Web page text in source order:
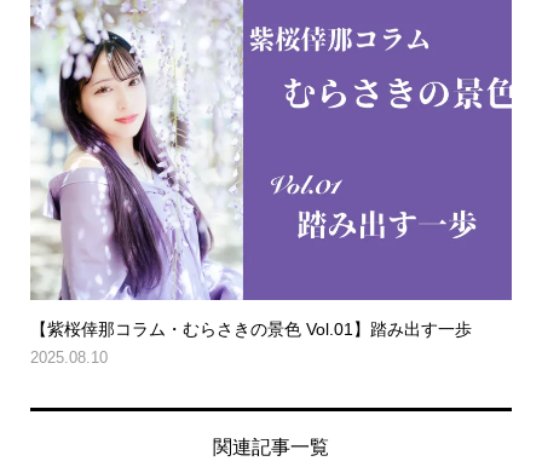
【紫桜倖那コラム・むらさきの景色 Vol.01】踏み出す一歩
2025.08.10
関連記事一覧